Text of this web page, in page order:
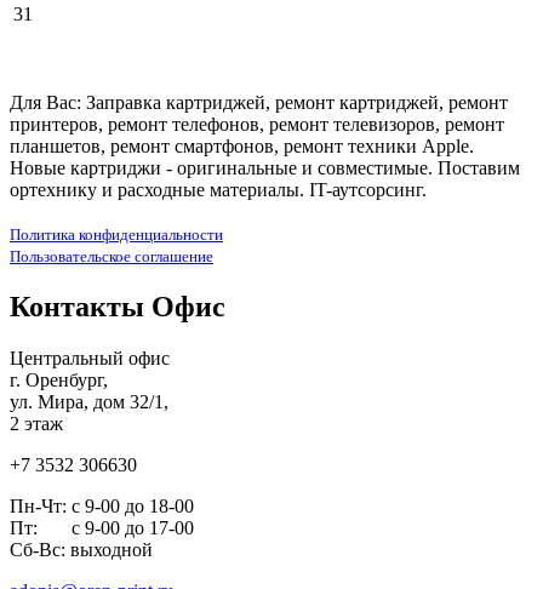
31
Для Вас: Заправка картриджей, ремонт картриджей, ремонт
принтеров, ремонт телефонов, ремонт телевизоров, ремонт
планшетов, ремонт смартфонов, ремонт техники Apple.
Новые картриджи - оригинальные и совместимые. Поставим
ортехнику и расходные материалы. IT-аутсорсинг.
Политика конфиденциальности
Пользовательское соглашение
Контакты Офис
Центральный офис
г. Оренбург,
ул. Мира, дом 32/1,
2 этаж
+7 3532 306630
Пн-Чт: с 9-00 до 18-00
Пт: с 9-00 до 17-00
Сб-Вс: выходной